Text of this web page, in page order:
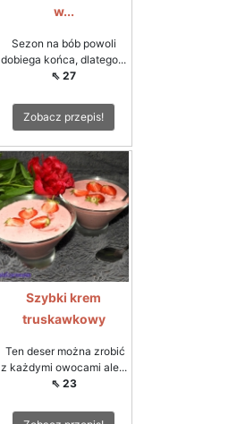
w...
Sezon na bób powoli
dobiega końca, dlatego...
⇖ 27
Zobacz przepis!
Szybki krem
truskawkowy
Ten deser można zrobić
z każdymi owocami ale...
⇖ 23